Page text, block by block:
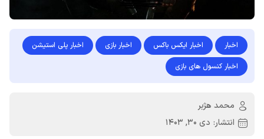
اخبار اخبار ایکس باکس اخبار بازی
اخبار پلی استیشن
اخبار کنسول های بازی
محمد هژبر
انتشار: دی 30, 1403